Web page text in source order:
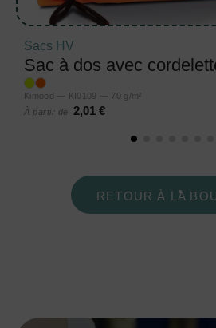
Sacs HV
Sac à dos avec
Kimood — KI0109 — 70 g/m²
À partir de
2,01 €
RETOUR À LA